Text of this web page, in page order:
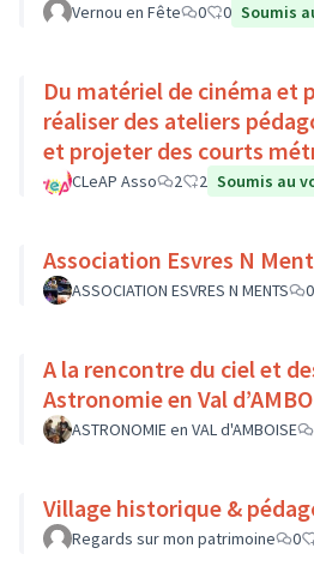
Vernou en Fête 0 0 Soumis
Du matériel de cinéma et
réaliser des ateliers
et projeter des courts
CLeAP Asso 2 2 Soumis au
Association Esvres N
ASSOCIATION ESVRES N MENTS 0
A la rencontre du ciel et
Astronomie en Val
ASTRONOMIE en VAL d'AMBOISE
Village historique &
Regards sur mon patrimoine 0